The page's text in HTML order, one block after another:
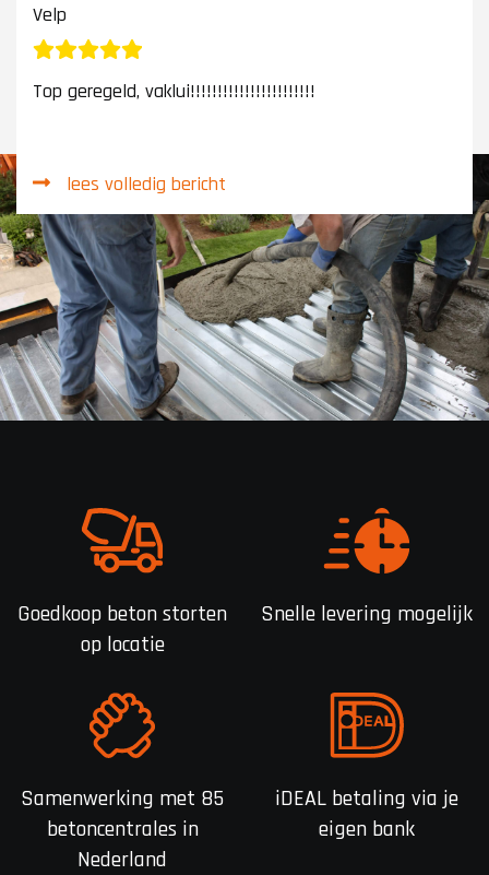
Velp
Top geregeld, vaklui!!!!!!!!!!!!!!!!!!!!!!!
lees volledig bericht
Goedkoop beton storten
op locatie
Snelle levering mogelijk
Samenwerking met 85
betoncentrales in
Nederland
iDEAL betaling via je
eigen bank